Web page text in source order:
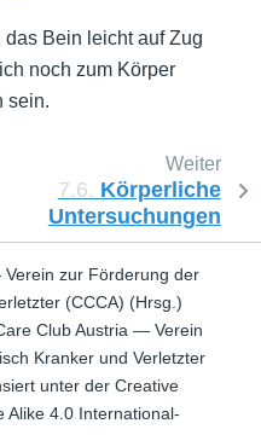
Bein leicht auf Zug
noch zum Körper
sein.
Weiter
7.6. Körperliche
Untersuchungen
zur Förderung der
(CCCA) (Hrsg.)
Club Austria — Verein
Kranker und Verletzter
unter der Creative
Alike 4.0 International-